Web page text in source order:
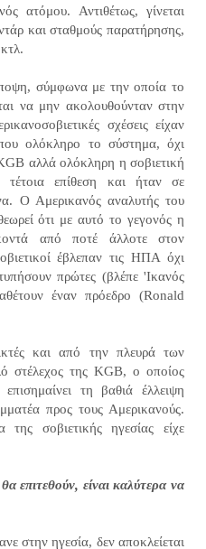
ατόμου. Αντιθέτως, γίνεται
και σταθμούς παρατήρησης,
σύμφωνα με την οποία το
να μην ακολουθούνταν στην
σχέσεις είχαν
ολόκληρο το σύστημα, όχι
αλλά ολόκληρη η σοβιετική
τέτοια επίθεση και ήταν σε
Ο Αμερικανός αναλυτής του
ότι με αυτό το γεγονός η
από ποτέ άλλοτε στον
έβλεπαν τις ΗΠΑ όχι
πρώτες (βλέπε 'Ικανός
έναν πρόεδρο (Ronald
και από την πλευρά των
της KGB, ο οποίος
τη βαθιά έλλειψη
προς τους Αμερικανούς.
σοβιετικής ηγεσίας είχε
επιτεθούν, είναι καλύτερα να
στην ηγεσία, δεν αποκλείεται